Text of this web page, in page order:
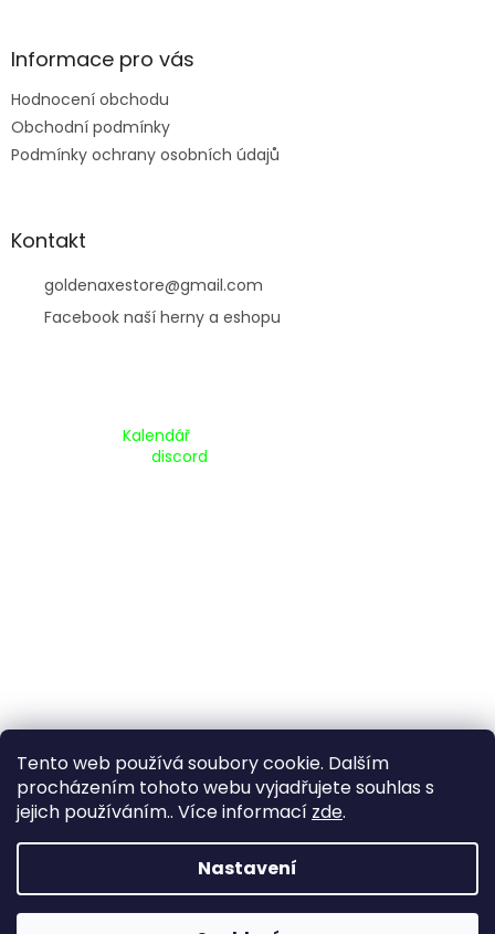
Tento web používá soubory cookie. Dalším
procházením tohoto webu vyjadřujete souhlas s
jejich používáním.. Více informací zde.
Nastavení
Informace pro vás
Hodnocení obchodu
Obchodní podmínky
Podmínky ochrany osobních údajů
Kontakt
goldenaxestore@gmail.com
Facebook naší herny a eshopu
Kalendář
discord
Copyright 2026www.goldenaxe.eu. Všechna práva